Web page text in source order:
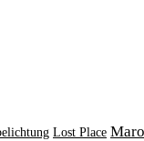
Lost Place